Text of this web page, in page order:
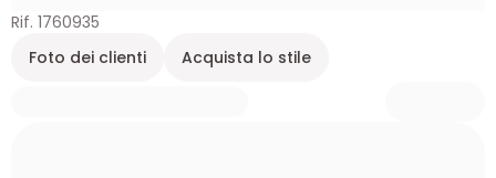
Rif. 1760935
Foto dei clienti
Acquista lo stile